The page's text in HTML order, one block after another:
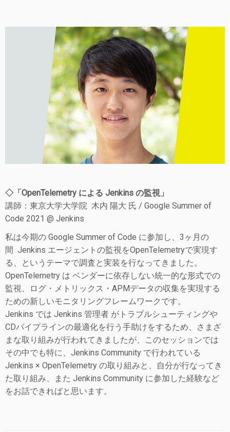
◇「OpenTelemetry による Jenkins の監視」
講師：東京大学大学院 木内 陽大 氏 / Google Summer of
Code 2021 @ Jenkins
私は今期の Google Summer of Code に参加し、3ヶ月の
間 Jenkins エージェントの監視をOpenTelemetryで実現す
る、というテーマで調査と実装を行なってきました。
OpenTelemetry は ベンダーに依存しない統一的な形式での
監視、ログ・メトリックス・APMデータの収集を実現する
ための新しいモニタリングフレームワークです。
Jenkins では Jenkins 管理者 がトラブルシューティングや
CDパイプラインの最適化を行う手助けをするため、さまざ
まな取り組みが行われてきましたが、このセッションでは
その中でも特に、Jenkins Community で行われている
Jenkins × OpenTelemetry の取り組みと、自分が行なってき
た取り組み、また Jenkins Community に参加した経験など
をお話できればと思います。